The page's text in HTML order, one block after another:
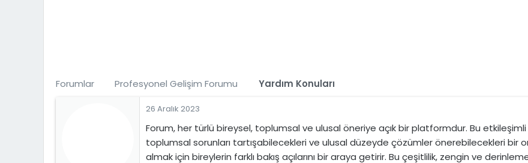
Forumlar Profesyonel Gelişim Forumu Yardım Konuları
26 Aralık 2023
Forum, her türlü bireysel, toplumsal ve ulusal öneriye açık bir platformdur. Bu
toplumsal sorunları tartışabilecekleri ve ulusal düzeyde çözümler önerebilecekleri bir
almak için bireylerin farklı bakış açılarını bir araya getirir. Bu çeşitlilik, zengin ve